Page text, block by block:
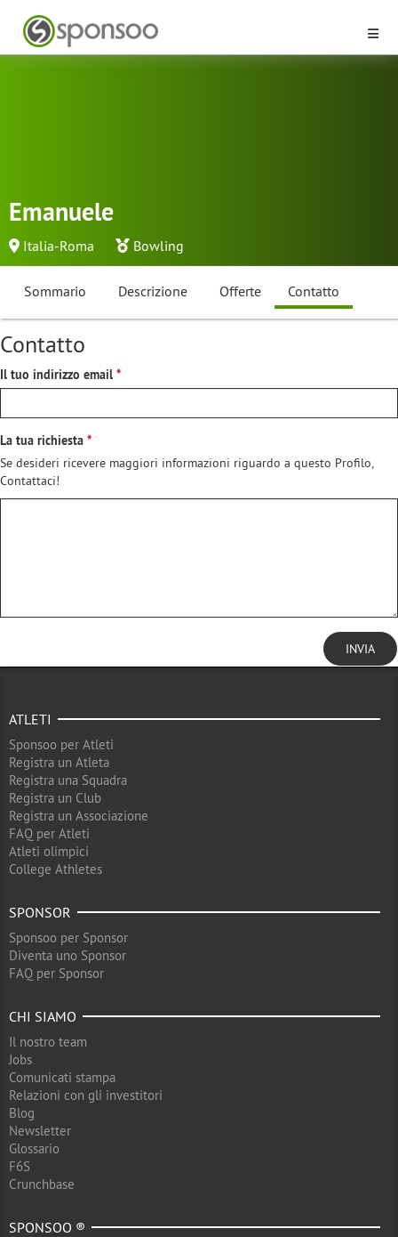
Emanuele
Italia-Roma Bowling
Sommario Descrizione Offerte Contatto
Contatto
Il tuo indirizzo email
La tua richiesta
Se desideri ricevere maggiori informazioni riguardo a questo Profilo,
Contattaci!
INVIA
ATLETI
Sponsoo per Atleti
Registra un Atleta
Registra una Squadra
Registra un Club
Registra un Associazione
FAQ per Atleti
Atleti olimpici
College Athletes
SPONSOR
Sponsoo per Sponsor
Diventa uno Sponsor
FAQ per Sponsor
CHI SIAMO
Il nostro team
Jobs
Comunicati stampa
Relazioni con gli investitori
Blog
Newsletter
Glossario
F6S
Crunchbase
SPONSOO ®